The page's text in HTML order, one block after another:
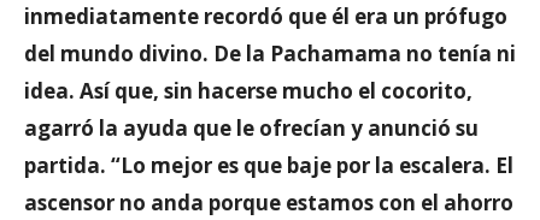
inmediatamente recordó que él era un prófugo
del mundo divino. De la Pachamama no tenía ni
idea. Así que, sin hacerse mucho el cocorito,
agarró la ayuda que le ofrecían y anunció su
partida. “Lo mejor es que baje por la escalera. El
ascensor no anda porque estamos con el ahorro